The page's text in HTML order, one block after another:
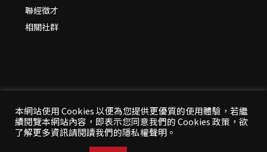
聯經徵才
相關社群
© 2026 年聯經出版：思考，連結過去與未來
All Rights Reserved | 本站台資料為版權所有，非經同
意請勿作任何形式之轉載使用
本網站使用 Cookies 以便為您提供更優質的使用體驗，若繼
續閱覽本網站內容，即表示您同意我們的 Cookies 政策，欲
了解更多資訊請閱讀我們的隱私權聲明。